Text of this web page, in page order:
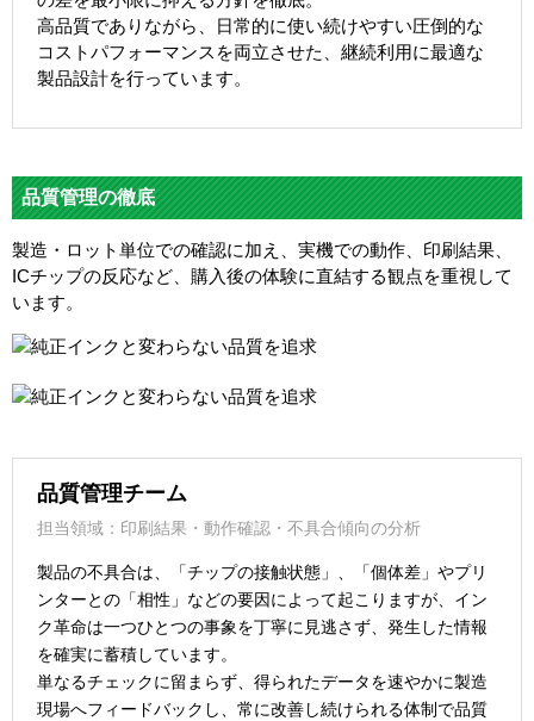
高品質でありながら、日常的に使い続けやすい圧倒的な
コストパフォーマンスを両立させた、継続利用に最適な
製品設計を行っています。
品質管理の徹底
製造・ロット単位での確認に加え、実機での動作、印刷結果、
ICチップの反応など、購入後の体験に直結する観点を重視して
います。
品質管理チーム
担当領域：印刷結果・動作確認・不具合傾向の分析
製品の不具合は、「チップの接触状態」、「個体差」やプリ
ンターとの「相性」などの要因によって起こりますが、イン
ク革命は一つひとつの事象を丁寧に見逃さず、発生した情報
を確実に蓄積しています。
単なるチェックに留まらず、得られたデータを速やかに製造
現場へフィードバックし、常に改善し続けられる体制で品質